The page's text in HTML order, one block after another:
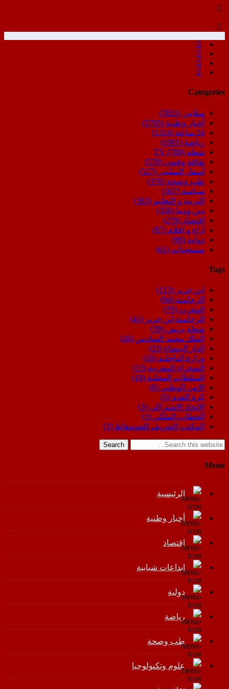
Categories
سلايدر (7831)
أخبار وطنية (5705)
24 ساعة
(1314)
رياضة (1001)
شعلة TV (709)
ثقافة وفنون (578)
أسفل السليدر (527)
طب وصحة (376)
سياسة (367)
التربية و التعليم (363)
دين ودنيا (356)
اقتصاد (278)
اراء و اقلام (97)
دولية (90)
مستجدات (61)
Tags
ابن جرير (113)
الرحامنة (94)
المغرب (79)
الرحامنة ابن جرير (41)
شعلة بريس (39)
الملك محمد السادس (26)
الدار البيضاء (23)
وزارة الداخلية (16)
الصحراء المغربية (13)
السلطات المحلية (10)
الامن الوطني (6)
كرة القدم (5)
الاتحاد الاشتراكي (3)
الخطاب الملكي (3)
المكتب الشريف للفوسفاط (3)
Search
Menu
الرئيسية
أخبار وطنية
اقتصاد
إبداعات شبابية
دولية
رياضة
طب وصحة
علوم وتكنولوجيا